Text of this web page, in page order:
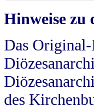
Hinweise zu
Das
des